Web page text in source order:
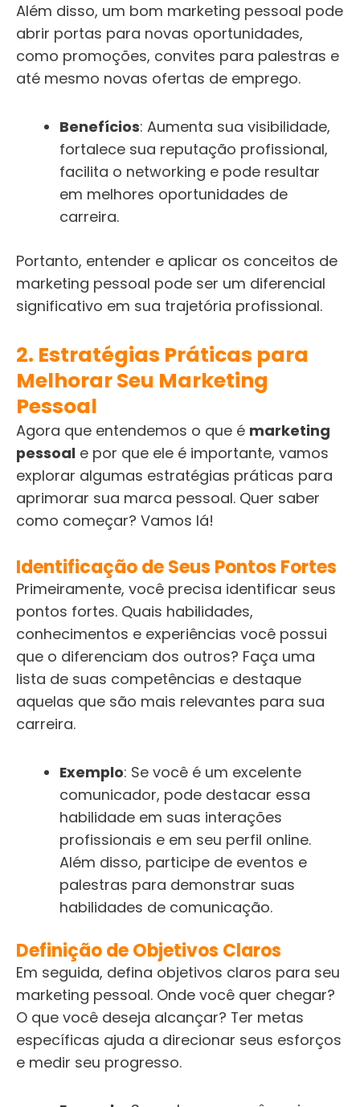
Além disso, um bom marketing pessoal pode
abrir portas para novas oportunidades,
como promoções, convites para palestras e
até mesmo novas ofertas de emprego.
Benefícios: Aumenta sua visibilidade,
fortalece sua reputação profissional,
facilita o networking e pode resultar
em melhores oportunidades de
carreira.
Portanto, entender e aplicar os conceitos de
marketing pessoal pode ser um diferencial
significativo em sua trajetória profissional.
2. Estratégias Práticas para
Melhorar Seu Marketing
Pessoal
Agora que entendemos o que é marketing
pessoal e por que ele é importante, vamos
explorar algumas estratégias práticas para
aprimorar sua marca pessoal. Quer saber
como começar? Vamos lá!
Identificação de Seus Pontos Fortes
Primeiramente, você precisa identificar seus
pontos fortes. Quais habilidades,
conhecimentos e experiências você possui
que o diferenciam dos outros? Faça uma
lista de suas competências e destaque
aquelas que são mais relevantes para sua
carreira.
Exemplo: Se você é um excelente
comunicador, pode destacar essa
habilidade em suas interações
profissionais e em seu perfil online.
Além disso, participe de eventos e
palestras para demonstrar suas
habilidades de comunicação.
Definição de Objetivos Claros
Em seguida, defina objetivos claros para seu
marketing pessoal. Onde você quer chegar?
O que você deseja alcançar? Ter metas
específicas ajuda a direcionar seus esforços
e medir seu progresso.